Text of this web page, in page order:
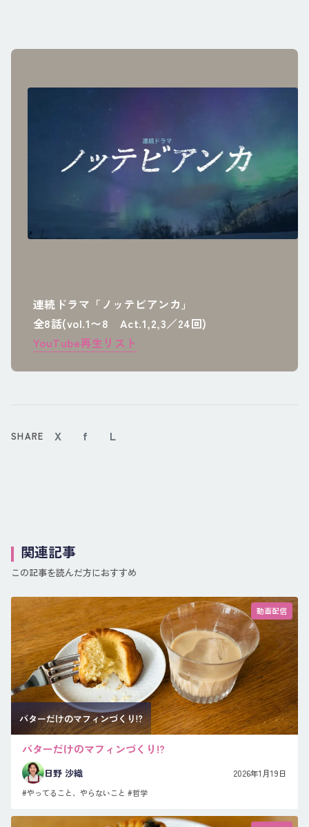
連続ドラマ「ノッテビアンカ」
全8話(vol.1〜8 Act.1,2,3／24回)
YouTube再生リスト
SHARE X f L
関連記事
この記事を読んだ方におすすめ
動画配信
バターだけのマフィンづくり!?
バターだけのマフィンづくり!?
日野 沙織 2026年1月19日
#やってること、やらないこと #哲学